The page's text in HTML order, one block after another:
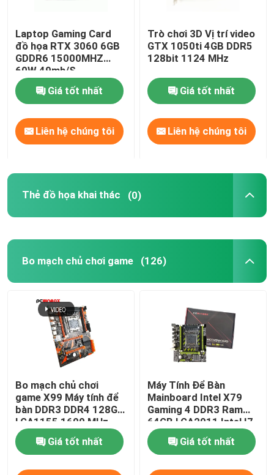
Laptop Gaming Card
đồ họa RTX 3060 6GB
GDDR6 15000MHZ
60W 49mh/S
Giá tốt nhất
Liên hệ chúng tôi
Trò chơi 3D Vị trí video
GTX 1050ti 4GB DDR5
128bit 1124 MHz
Giá tốt nhất
Liên hệ chúng tôi
Thẻ đồ họa khai thác (0)
Bo mạch chủ chơi game (126)
Bo mạch chủ chơi
game X99 Máy tính để
bàn DDR3 DDR4 128GB
LGA1155 1600 MHz
1333 MHz
Giá tốt nhất
Máy Tính Để Bàn
Mainboard Intel X79
Gaming 4 DDR3 Ram
64GB LGA2011 Intel I7
Xeon 2011
Giá tốt nhất